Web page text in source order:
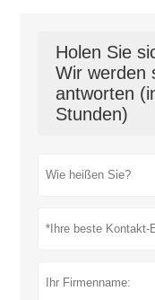
Holen Sie
Wir werden
antworten
Stunden)